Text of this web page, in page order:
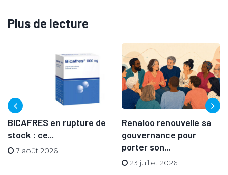
Plus de lecture
BICAFRES en rupture de
stock : ce...
7 août 2026
Renaloo renouvelle sa
gouvernance pour
porter son...
23 juillet 2026